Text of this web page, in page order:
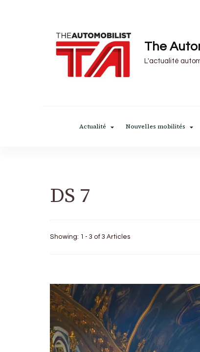
The
L'actualité
Actualité Nouvelles mobilités
DS 7
Showing: 1 - 3 of 3 Articles